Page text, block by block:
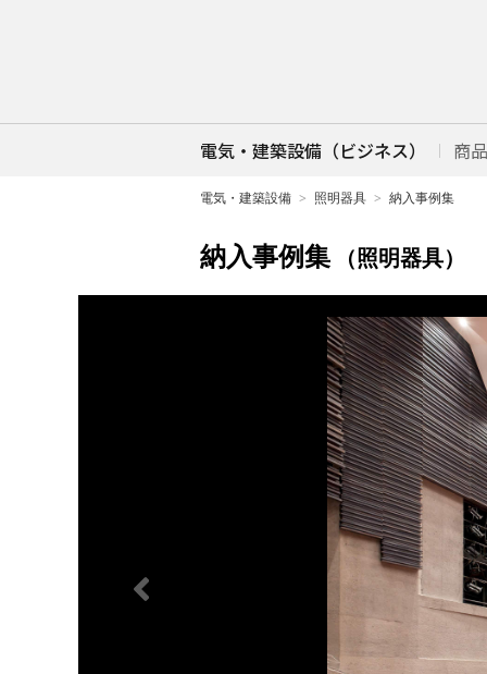
電気・建築設備（ビジネス） 商
電気・建築設備 照明器具 納入事例集
納入事例集 （照明器具）